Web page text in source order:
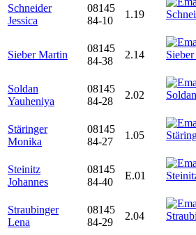
Schneider
Jessica
08145
84-10
1.19
Sieber Martin
08145
84-38
2.14
Soldan
Yauheniya
08145
84-28
2.02
Stäringer
Monika
08145
84-27
1.05
Steinitz
Johannes
08145
84-40
E.01
Straubinger
Lena
08145
84-29
2.04